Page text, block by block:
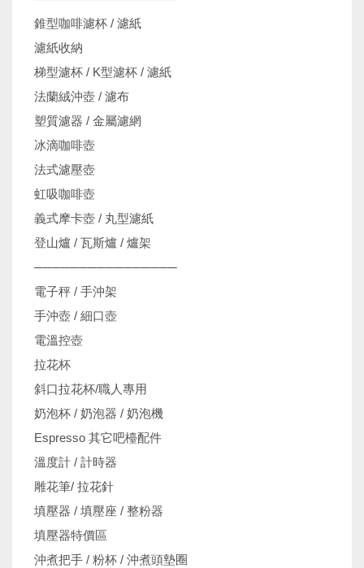
錐型咖啡濾杯 / 濾紙
濾紙收納
梯型濾杯 / K型濾杯 / 濾紙
法蘭絨沖壺 / 濾布
塑質濾器 / 金屬濾網
冰滴咖啡壺
法式濾壓壺
虹吸咖啡壺
義式摩卡壺 / 丸型濾紙
登山爐 / 瓦斯爐 / 爐架
────────────────
電子秤 / 手沖架
手沖壺 / 細口壺
電溫控壺
拉花杯
斜口拉花杯/職人專用
奶泡杯 / 奶泡器 / 奶泡機
Espresso 其它吧檯配件
溫度計 / 計時器
雕花筆/ 拉花針
填壓器 / 填壓座 / 整粉器
填壓器特價區
沖煮把手 / 粉杯 / 沖煮頭墊圈